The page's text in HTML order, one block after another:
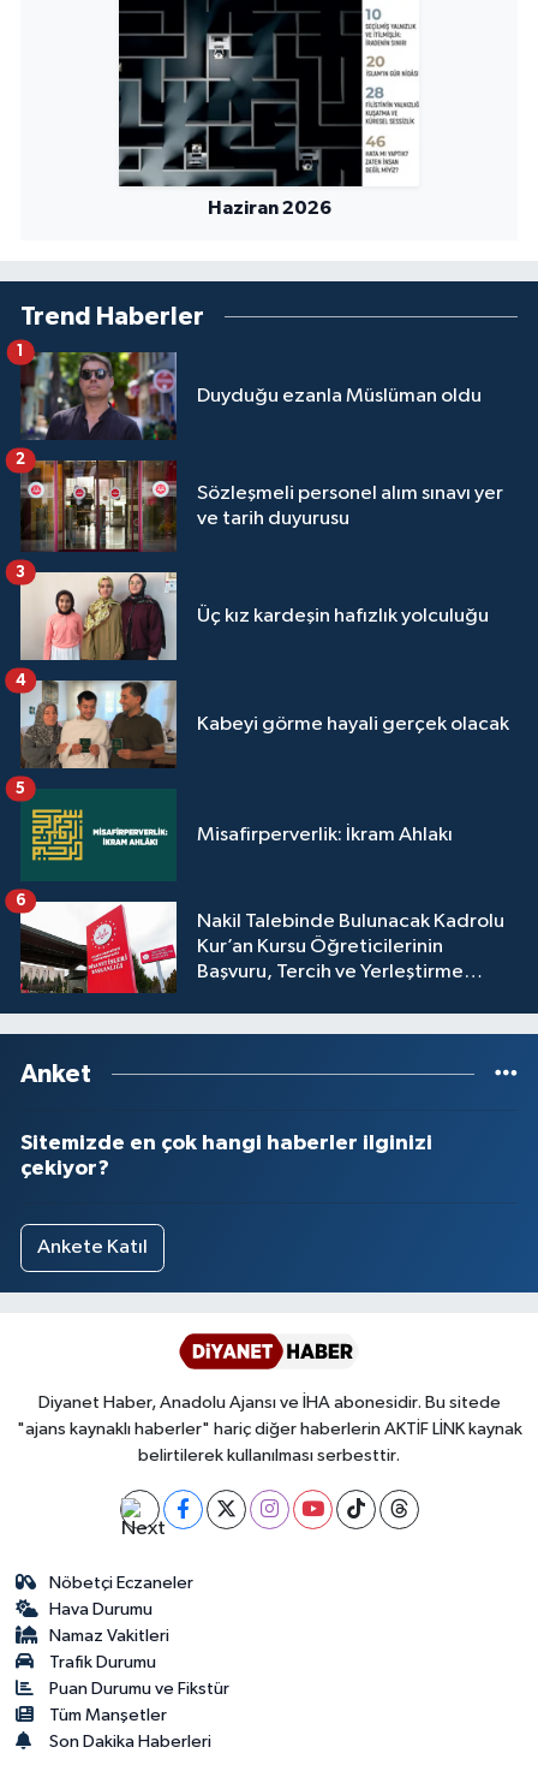
Haziran 2026
Trend Haberler
Duyduğu ezanla Müslüman oldu
1
Sözleşmeli personel alım sınavı yer
ve tarih duyurusu
2
Üç kız kardeşin hafızlık yolculuğu
3
Kabeyi görme hayali gerçek olacak
4
Misafirperverlik: İkram Ahlakı
5
Nakil Talebinde Bulunacak Kadrolu
Kur’an Kursu Öğreticilerinin
Başvuru, Tercih ve Yerleştirme
6
Anket
Sitemizde en çok hangi haberler ilginizi
çekiyor?
Ankete Katıl
Diyanet Haber, Anadolu Ajansı ve İHA abonesidir. Bu sitede
"ajans kaynaklı haberler" hariç diğer haberlerin AKTİF LİNK kaynak
belirtilerek kullanılması serbesttir.
Nöbetçi Eczaneler
Hava Durumu
Namaz Vakitleri
Trafik Durumu
Puan Durumu ve Fikstür
Tüm Manşetler
Son Dakika Haberleri
Siirt Müftülüğü
Sinop Müftülüğü
Sivas Müftülüğü
Şırnak Müftülüğü
Tokat Müftülüğü
Trabzon Müftülüğü
Tunceli Müftülüğü
Uşak Müftülüğü
Van Müftülüğü
Yalova Müftülüğü
Yozgat Müftülüğü
Zonguldak Müftülüğü